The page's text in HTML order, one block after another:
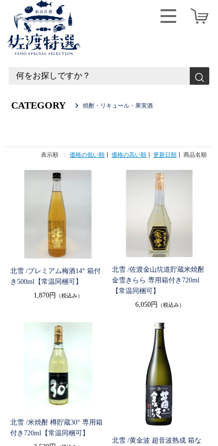
CATEGORY 焼酎・リキュール・果実酒
表示順 : 価格の低い順 価格の高い順 更新日順 商品名順
北雪 /プレミアム梅酒14° 箱付
き500ml【常温同梱可】
1,870円
（税込み）
北雪 /佐渡金山坑道貯蔵米焼酎
金雪きらら 専用箱付き720ml
【常温同梱可】
6,050円
（税込み）
北雪 /米焼酎 樽貯蔵30° 専用箱
付き720ml【常温同梱可】
北雪 /黄金波 超音波熟成 箱な